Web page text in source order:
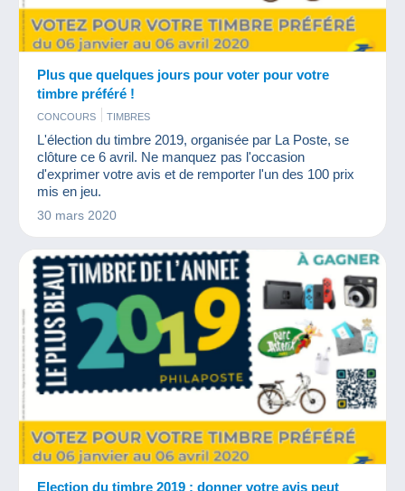
Plus que quelques jours pour voter pour votre
timbre préféré !
CONCOURS TIMBRES
L'élection du timbre 2019, organisée par La Poste, se
clôture ce 6 avril. Ne manquez pas l'occasion
d'exprimer votre avis et de remporter l'un des 100 prix
mis en jeu.
30 mars 2020
Election du timbre 2019 : donner votre avis peut